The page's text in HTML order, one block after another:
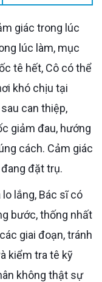
lúc làm, mục
tê hết, Cô có thể
khó chịu tại
can thiệp,
giảm đau, hướng
cách. Cảm giác
đặt trụ.
bước, thống nhất
giai đoạn, tránh
kiểm tra tê kỹ
không thật sự